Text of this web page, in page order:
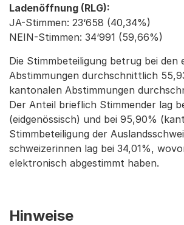
Ladenöffnung (RLG):
JA-Stimmen: 23‘658 (40,34%)
NEIN-Stimmen: 34‘991 (59,66%)
Die Stimmbeteiligung betrug bei den
Abstimmungen durchschnittlich
kantonalen Abstimmungen
Der Anteil brieflich Stimmender lag
(eidgenössisch) und bei 95,90%
Stimmbeteiligung der
schweizerinnen lag bei 34,01%,
elektronisch abgestimmt haben.
Hinweise